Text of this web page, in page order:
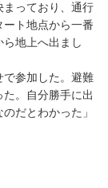
まっており、通行
ト地点から一番
地上へ出まし
で参加した。避難
。自分勝手に出
だとわかった」